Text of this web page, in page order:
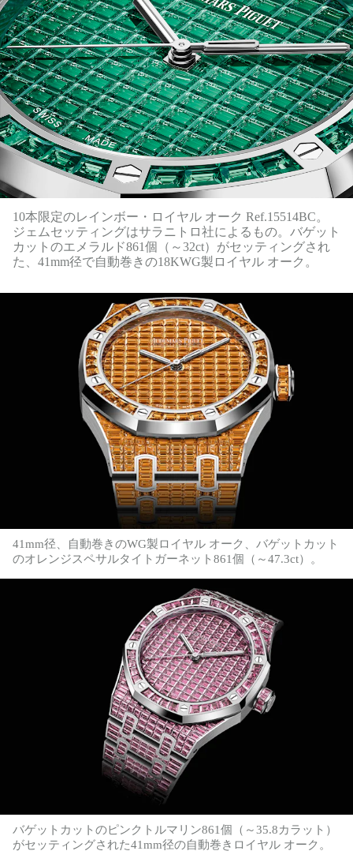
10本限定のレインボー・ロイヤル オーク Ref.15514BC。
ジェムセッティングはサラニトロ社によるもの。バゲット
カットのエメラルド861個（～32ct）がセッティングされ
た、41mm径で自動巻きの18KWG製ロイヤル オーク。
41mm径、自動巻きのWG製ロイヤル オーク、バゲットカット
のオレンジスペサルタイトガーネット861個（～47.3ct）。
バゲットカットのピンクトルマリン861個（～35.8カラット）
がセッティングされた41mm径の自動巻きロイヤル オーク。